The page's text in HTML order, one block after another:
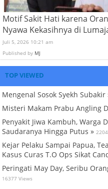
Motif Sakit Hati karena
Nyawa Kekasihnya di
Juli 5, 2026 10:21 am
Published by MJ
TOP VIEWED
Mengenal Sosok Syekh Subakir
Misteri Makam Prabu Angling
Penyakit Jiwa Kambuh, Warga
Saudaranya Hingga Putus »
Kejar Pelaku Sampai Papua,
Kasus Curas T.O Ops Sikat
Peringati May Day, Seribu
16377 Views